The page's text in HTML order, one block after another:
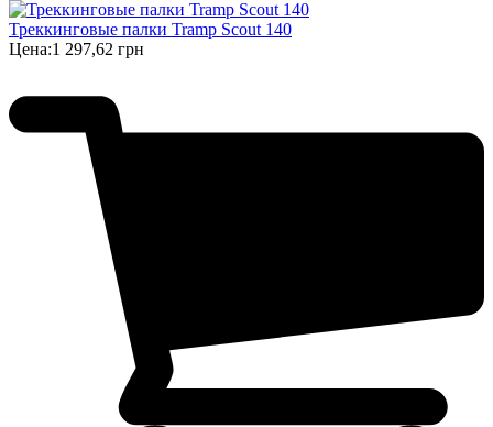
Треккинговые палки Tramp Scout 140
Цена:1 297,62 грн